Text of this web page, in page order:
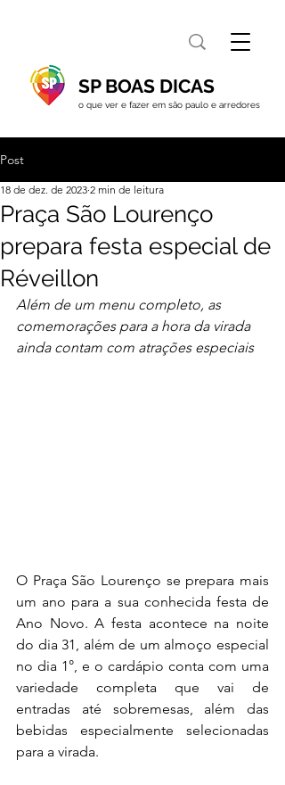
SP BOAS DICAS
o que ver e fazer em são paulo e arredores
Post
Praça São Lourenço
prepara festa especial de
Réveillon
18 de dez. de 2023 2 min de leitura
Além de um menu completo, as
comemorações para a hora da virada
ainda contam com atrações especiais
O Praça São Lourenço se prepara mais
um ano para a sua conhecida festa de
Ano Novo. A festa acontece na noite
do dia 31, além de um almoço especial
no dia 1°, e o cardápio conta com uma
variedade completa que vai de
entradas até sobremesas, além das
bebidas especialmente selecionadas
para a virada.